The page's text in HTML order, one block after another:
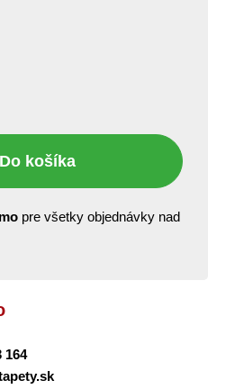
Do košíka
pre všetky objednávky nad
164